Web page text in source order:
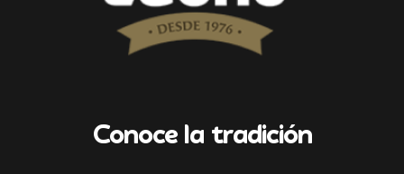
Conoce la tradición